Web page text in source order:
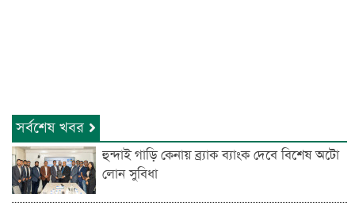
সর্বশেষ খবর
হুন্দাই গাড়ি কেনায় ব্র্যাক ব্যাংক দেবে বিশেষ অটো
লোন সুবিধা